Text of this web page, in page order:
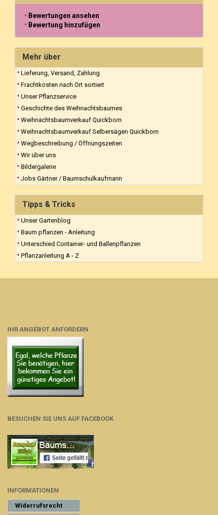
Bewertungen ansehen
Bewertung hinzufügen
Mehr über
Lieferung, Versand, Zahlung
Frachtkosten nach Ort sortiert
Unser Pflanzservice
Geschichte des Weihnachtsbaumes
Weihnachtsbaumverkauf Quickborn
Weihnachtsbaumverkauf Selbersägen Quickborn
Wegbeschreibung / Öffnungszeiten
Wir über uns
Bildergalerie
Jobs Gärtner / Baumschulkaufmann
Tipps & Tricks
Unser Gartenblog
Baum pflanzen - Anleitung
Unterschied Container- und Ballenpflanzen
Pflanzanleitung A - Z
IHR ANGEBOT ANFORDERN
BESUCHEN SIE UNS AUF FACEBOOK
INFORMATIONEN
Widerrufsrecht